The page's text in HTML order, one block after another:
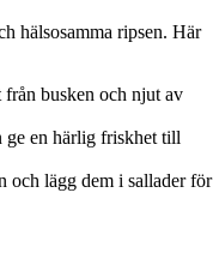
hälsosamma ripsen. Här
busken och njut av
ge en härlig friskhet till
och lägg dem i sallader för